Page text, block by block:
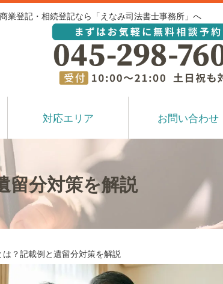
業登記・相続登記なら「えなみ司法書士事務所」へ
対応エリア お問い合わせ
留分対策を解説
？記載例と遺留分対策を解説